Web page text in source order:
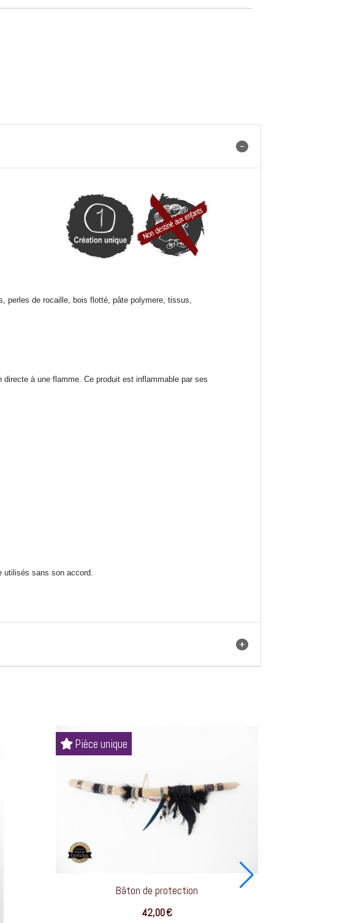
perles de rocaille, bois flotté, pâte polymere, tissus,
directe à une flamme. Ce produit est inflammable par ses
utilisés sans son accord.
Bâton de protection
42,00€
Pièce unique